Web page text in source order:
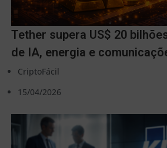
Tether supera US$ 20
de IA, energia e
CriptoFácil
15/04/2026